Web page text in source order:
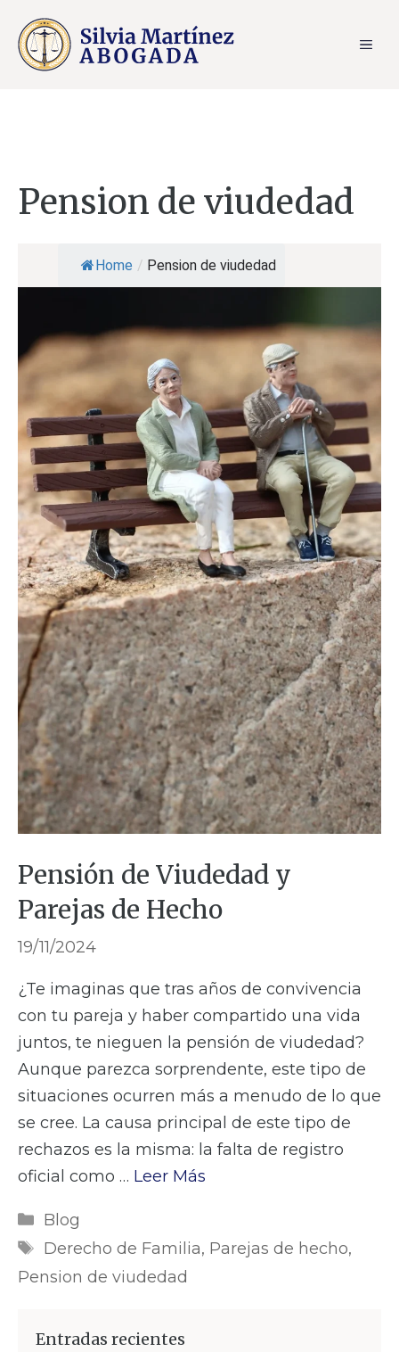
contenido
Pension de viudedad
Home / Pension de viudedad
Pensión de Viudedad y
Parejas de Hecho
19/11/2024
¿Te imaginas que tras años de convivencia
con tu pareja y haber compartido una vida
juntos, te nieguen la pensión de viudedad?
Aunque parezca sorprendente, este tipo de
situaciones ocurren más a menudo de lo que
se cree. La causa principal de este tipo de
rechazos es la misma: la falta de registro
oficial como … Leer Más
Categorías
Blog
Etiquetas
Derecho de Familia, Parejas de hecho,
Pension de viudedad
Entradas recientes